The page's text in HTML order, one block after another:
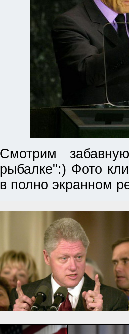
Смотрим
рыбалке":) Фото
в полно экранном